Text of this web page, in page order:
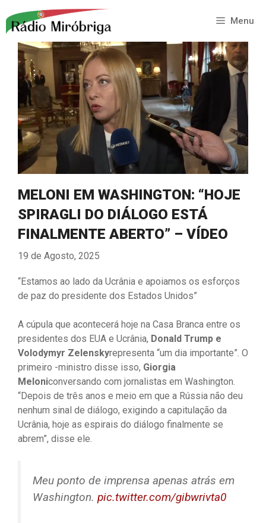
para
conteúdo
Menu
MELONI EM WASHINGTON: “HOJE
SPIRAGLI DO DIÁLOGO ESTÁ
FINALMENTE ABERTO” – VÍDEO
19 de Agosto, 2025
“Estamos ao lado da Ucrânia e apoiamos os esforços
de paz do presidente dos Estados Unidos”
A cúpula que acontecerá hoje na Casa Branca entre os
presidentes dos EUA e Ucrânia, Donald Trump e
Volodymyr Zelenskyrepresenta “um dia importante”. O
primeiro -ministro disse isso, Giorgia
Meloniconversando com jornalistas em Washington.
“Depois de três anos e meio em que a Rússia não deu
nenhum sinal de diálogo, exigindo a capitulação da
Ucrânia, hoje as espirais do diálogo finalmente se
abrem”, disse ele.
Meu ponto de imprensa apenas atrás em
Washington. pic.twitter.com/gibwrivta0